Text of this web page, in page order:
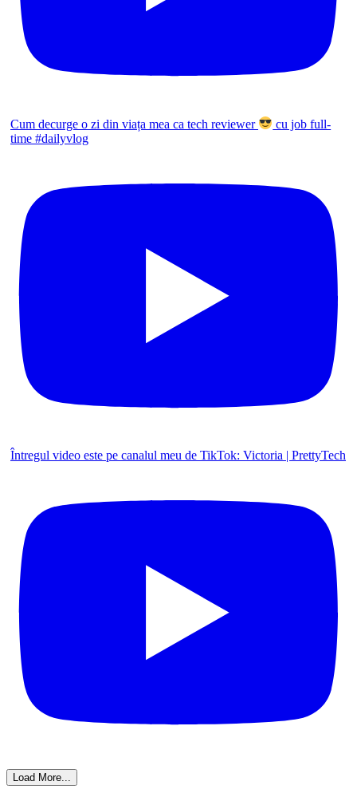
Cum decurge o zi din viața mea ca tech reviewer
cu job full-
time #dailyvlog
Întregul video este pe canalul meu de TikTok: Victoria | PrettyTech
Load More...